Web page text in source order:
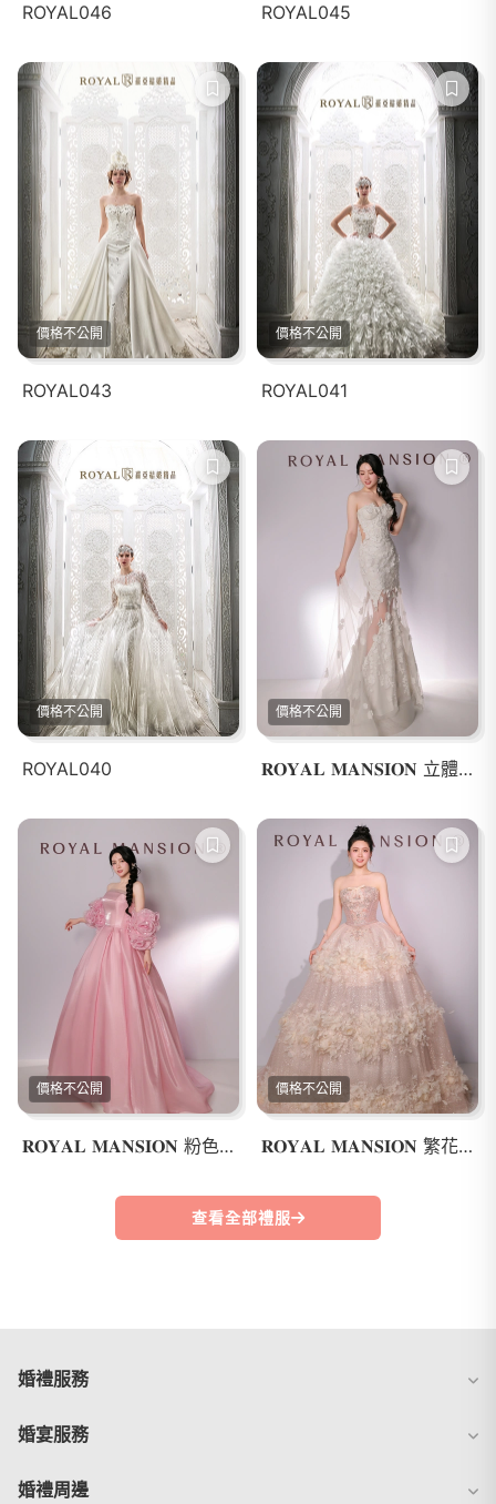
ROYAL046 ROYAL045
價格不公開
ROYAL043
價格不公開
ROYAL041
價格不公開
ROYAL040
價格不公開
𝐑𝐎𝐘𝐀𝐋 𝐌𝐀𝐍𝐒𝐈𝐎𝐍 立體花卉魚尾婚紗
價格不公開
𝐑𝐎𝐘𝐀𝐋 𝐌𝐀𝐍𝐒𝐈𝐎𝐍 粉色公主禮服
價格不公開
𝐑𝐎𝐘𝐀𝐋 𝐌𝐀𝐍𝐒𝐈𝐎𝐍 繁花星語婚紗
查看全部禮服
婚禮服務
婚宴服務
婚禮周邊